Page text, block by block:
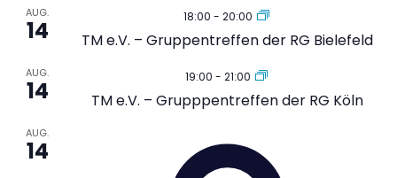
AUG.
14 18:00 - 20:00
TM e.V. – Gruppentreffen der RG Bielefeld
AUG.
14 19:00 - 21:00
TM e.V. – Grupppentreffen der RG Köln
AUG.
14